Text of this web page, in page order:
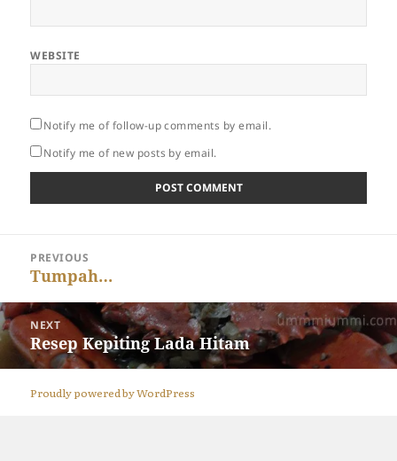
WEBSITE
Notify me of follow-up comments by email.
Notify me of new posts by email.
navigation
PREVIOUS
Previous
Tumpah…
NEXT
Next
post:
Resep Kepiting Lada Hitam
Proudly powered by WordPress